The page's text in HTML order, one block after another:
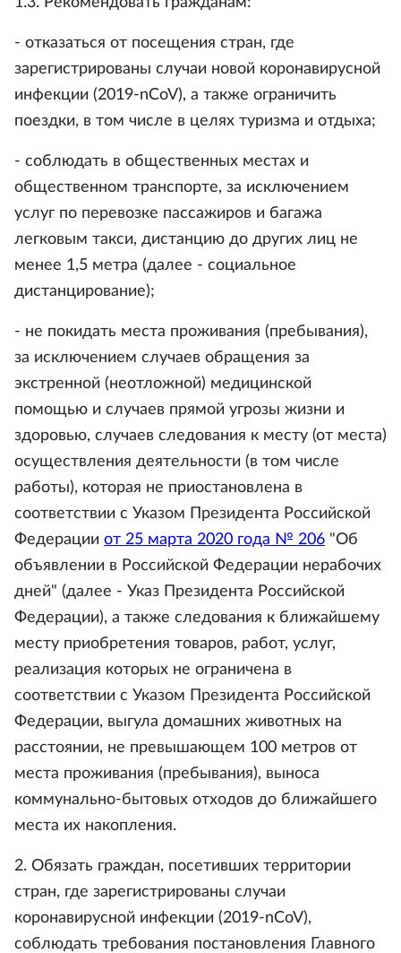
- отказаться от посещения стран, где
зарегистрированы случаи новой коронавирусной
инфекции (2019-nCoV), а также ограничить
поездки, в том числе в целях туризма и отдыха;
- соблюдать в общественных местах и
общественном транспорте, за исключением
услуг по перевозке пассажиров и багажа
легковым такси, дистанцию до других лиц не
менее 1,5 метра (далее - социальное
дистанцирование);
- не покидать места проживания (пребывания),
за исключением случаев обращения за
экстренной (неотложной) медицинской
помощью и случаев прямой угрозы жизни и
здоровью, случаев следования к месту (от места)
осуществления деятельности (в том числе
работы), которая не приостановлена в
соответствии с Указом Президента Российской
Федерации от 25 марта 2020 года № 206 "Об
объявлении в Российской Федерации нерабочих
дней" (далее - Указ Президента Российской
Федерации), а также следования к ближайшему
месту приобретения товаров, работ, услуг,
реализация которых не ограничена в
соответствии с Указом Президента Российской
Федерации, выгула домашних животных на
расстоянии, не превышающем 100 метров от
места проживания (пребывания), выноса
коммунально-бытовых отходов до ближайшего
места их накопления.
2. Обязать граждан, посетивших территории
стран, где зарегистрированы случаи
коронавирусной инфекции (2019-nCoV),
соблюдать требования постановления Главного